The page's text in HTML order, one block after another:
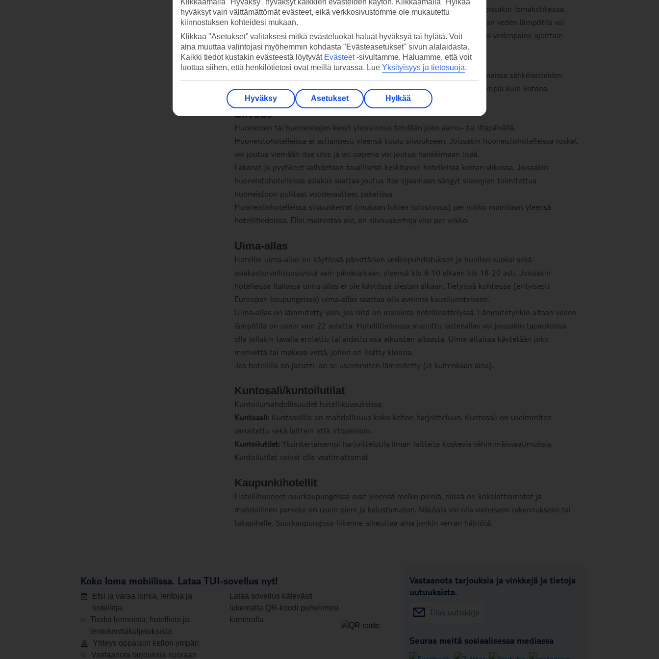
Vedenjakeluun saattaa tulla keskeytyksiä tai vettä voidaan säännöstellä joissakin lomakohteissa.
Monet hotellit käyttävät aurinkoenergiaa veden lämmittämiseen ja kuuman veden lämpötila voi
silloin epävakaisemmalla säällä olla alhaisempi. Huippusesongin aikaan voi vedenpaine ajoittain
laskea kovan kulutuksen vuoksi.
Sähköjännite on kerrottu lomakohteen esittelyn yhteydessä ja joissakin maissa sähkölaitteiden
käyttöön tarvitaan adapteri. Sähkökatkokset ovat lomakohteissa tavallisempia kuin kotona.
Siivous
Huoneiden tai huoneistojen kevyt yleissiivous tehdään joko aamu- tai iltapäivällä.
Huoneistohotelleissa ei astianpesu yleensä kuulu siivoukseen. Joissakin huoneistohotelleissa roskat
voi joutua viemään itse ulos ja wc-paperia voi joutua hankkimaan lisää.
Lakanat ja pyyhkeet vaihdetaan tavallisesti keskitason hotelleissa kerran viikossa. Joissakin
huoneistohotelleissa asiakas saattaa joutua itse sijaamaan sängyt siivoojien toimitettua
huoneistoon puhtaat vuodevaatteet paketissa.
Huoneistohotelleissa siivouskerrat (mukaan lukien tulosiivous) per viikko mainitaan yleensä
hotellitiedoissa. Ellei mainintaa ole, on siivouskertoja viisi per viikko.
Uima-allas
Hotellin uima-allas on käytössä päivittäisen vedenpuhdistuksen ja huollon vuoksi sekä
asiakasturvallisuussyistä vain päiväsaikaan, yleensä klo 8-10 alkaen klo 18-20 asti. Joissakin
hotelleissa Italiassa uima-allas ei ole käytössä siestan aikaan. Tietyissä kohteissa (erityisesti
Euroopan kaupungeissa) uima-allas saattaa olla avoinna kausiluonteisesti.
Uima-allas on lämmitetty vain, jos siitä on maininta hotelliesittelyssä. Lämmitetynkin altaan veden
lämpötila on usein vain 22 astetta. Hotellitiedoissa mainittu lastenallas voi joissakin tapauksissa
olla jollakin tavalla erotettu tai aidattu osa aikuisten altaasta. Uima-altaissa käytetään joko
merivettä tai makeaa vettä, johon on lisätty klooria.
Jos hotellilla on jacuzzi, on se useimmiten lämmitetty (ei kuitenkaan aina).
Kuntosali/kuntoilutilat
Kuntoilumahdollisuudet hotellikuvauksissa:
Kuntosali: Kuntosalilla on mahdollisuus koko kehon harjoitteluun. Kuntosali on useimmiten
varustettu sekä laittein että irtopainoin.
Kuntoilutilat: Yksinkertaisempi harjoittelutila ilman laitteita koskevia vähimmäisvaatimuksia.
Kuntoilutilat voivat olla vaatimattomat.
Kaupunkihotellit
Hotellihuoneet suurkaupungeissa ovat yleensä melko pieniä, niissä on kokolattiamatot ja
mahdollinen parveke on usein pieni ja kalustamaton. Näköala voi olla viereiseen rakennukseen tai
takapihalle. Suurkaupungissa liikenne aiheuttaa aina jonkin verran häiriötä.
Koko loma mobiilissa. Lataa TUI-sovellus nyt!
Etsi ja varaa lomia, lentoja ja
hotelleja
Tiedot lennoista, hotellista ja
lentokenttäkuljetuksista
Yhteys oppaisiin kellon ympäri
Vastaanota tarjouksia suoraan
Lataa sovellus kätevästi
lukemalla QR-koodi puhelimesi
kameralla.
Vastaanota tarjouksia ja vinkkejä ja tietoja
uutuuksista.
Tilaa uutiskirje
Seuraa meitä sosiaalisessa mediassa
hyväksyt vain välttämättömät evästeet, eikä verkkosivustomme ole mukautettu
kiinnostuksen kohteidesi mukaan.
Klikkaa "Asetukset” valitaksesi mitkä evästeluokat haluat hyväksyä tai hylätä. Voit
aina muuttaa valintojasi myöhemmin kohdasta "Evästeasetukset" sivun alalaidasta.
Kaikki tiedot kustakin evästeestä löytyvät Evästeet-sivultamme. Haluamme, että voit
luottaa siihen, että henkilötietosi ovat meillä turvassa. Lue Yksityisyys ja tietosuoja.
Hyväksy Asetukset Hylkää